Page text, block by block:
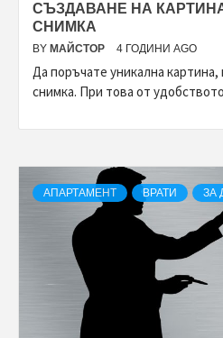
СЪЗДАВАНЕ НА
СНИМКА
BY МАЙСТОР 4 ГОДИНИ AGO
Да поръчате уникална
снимка. При това от
АПАРТАМЕНТ ВРАТИ ЗА